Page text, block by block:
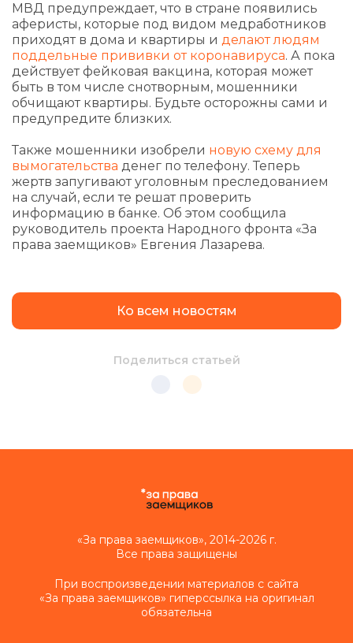
МВД предупреждает, что в стране появились
аферисты, которые под видом медработников
приходят в дома и квартиры и делают людям
поддельные прививки от коронавируса. А пока
действует фейковая вакцина, которая может
быть в том числе снотворным, мошенники
обчищают квартиры. Будьте осторожны сами и
предупредите близких.
Также мошенники изобрели новую схему для
вымогательства денег по телефону. Теперь
жертв запугивают уголовным преследованием
на случай, если те решат проверить
информацию в банке. Об этом сообщила
руководитель проекта Народного фронта «За
права заемщиков» Евгения Лазарева.
Ко всем новостям
Поделиться статьей
«За права заемщиков», 2014-2026 г.
Все права защищены
При воспроизведении материалов с сайта
«За права заемщиков» гиперссылка на оригинал
обязательна